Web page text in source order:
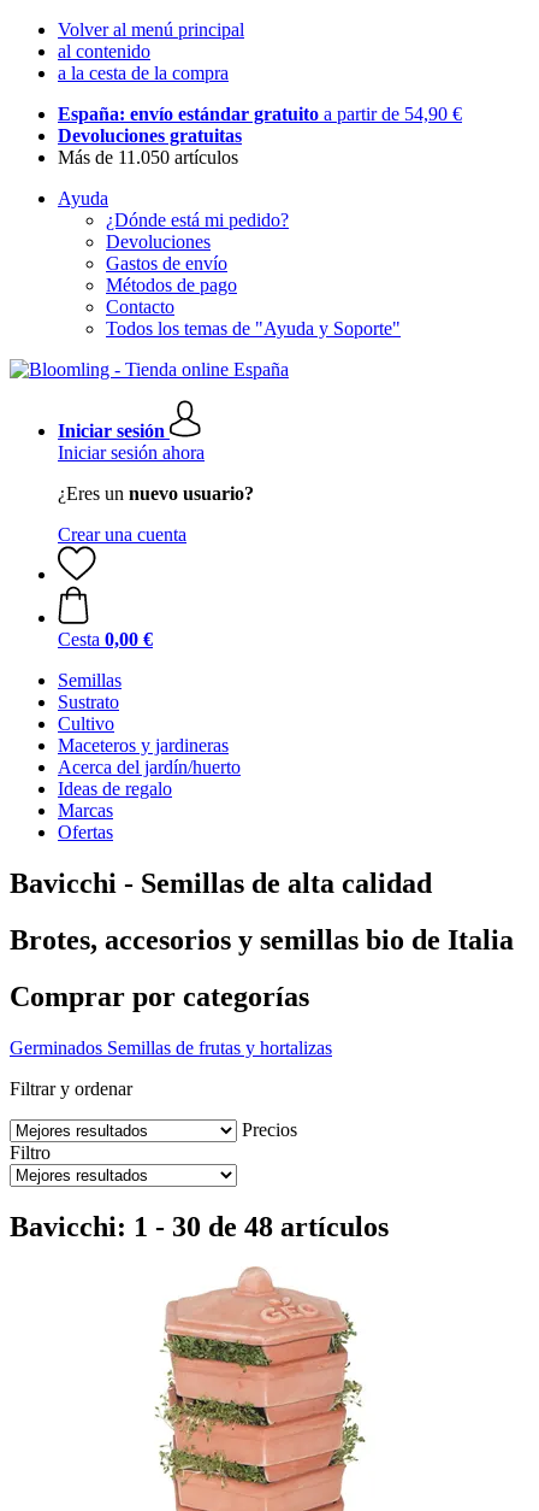
Volver al menú principal
al contenido
a la cesta de la compra
España: envío estándar gratuito a partir de 54,90 €
Devoluciones gratuitas
Más de 11.050 artículos
Ayuda
¿Dónde está mi pedido?
Devoluciones
Gastos de envío
Métodos de pago
Contacto
Todos los temas de "Ayuda y Soporte"
Iniciar sesión
Iniciar sesión ahora
¿Eres un nuevo usuario?
Crear una cuenta
Cesta 0,00 €
Semillas
Sustrato
Cultivo
Maceteros y jardineras
Acerca del jardín/huerto
Ideas de regalo
Marcas
Ofertas
Bavicchi - Semillas de alta calidad
Brotes, accesorios y semillas bio de Italia
Comprar por categorías
Germinados Semillas de frutas y hortalizas
Filtrar y ordenar
Precios
Filtro
Bavicchi: 1 - 30 de 48 artículos